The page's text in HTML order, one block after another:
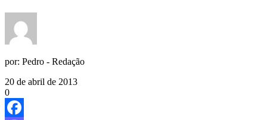
por: Pedro - Redação
20 de abril de 2013
0